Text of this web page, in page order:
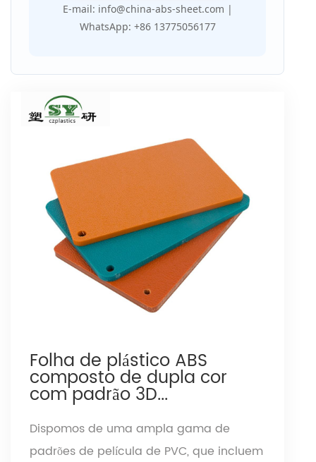
E-mail: info@china-abs-sheet.com |
WhatsApp: +86 13775056177
Folha de plástico ABS
composto de dupla cor
com padrão 3D...
Dispomos de uma ampla gama de
padrões de película de PVC, que incluem